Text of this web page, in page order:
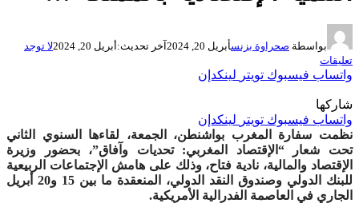
بواسطة صحراوة بزنسأبريل 20, 2024 آخر تحديث:أبريل 20, 2024
لا توجد
تعليقات
واتساب فيسبوك تويتر لينكدإن
شاركها
واتساب فيسبوك تويتر لينكدإن
نظمت سفارة المغرب بواشنطن، الجمعة، لقاءها السنوي الثاني
تحت شعار “الإقتصاد المغربي: تحديات وآفاق”، بحضور وزيرة
الإقتصاد والمالية، نادية فتاح، وذلك على هامش الإجتماعات الربيعية
للبنك الدولي وصندوق النقد الدولي، المنعقدة ما بين 15 و20 أبريل
الجاري في العاصمة الفدرالية الأمريكية.